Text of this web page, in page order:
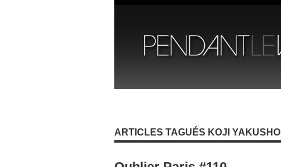
ARTICLES TAGUÉS KOJI YAKUSHO